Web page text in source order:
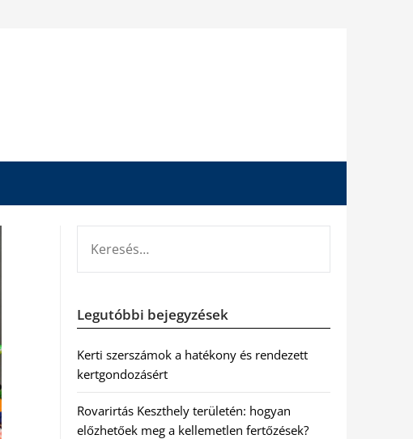
Legutóbbi bejegyzések
Kerti szerszámok a hatékony és rendezett
kertgondozásért
Rovarirtás Keszthely területén: hogyan
előzhetőek meg a kellemetlen fertőzések?